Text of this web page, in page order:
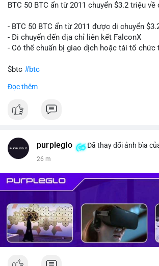
BTC 50 BTC ẩn từ 2011 chuyển $3.2 triệu
- BTC 50 BTC ẩn từ 2011 được di chuyển
- Đi chuyển đến địa chỉ liên kết FalconX
- Có thể chuẩn bị giao dịch hoặc tái tổ chức
$btc #btc
#vlikevn
📰 Nguồn: CoinDesk
Đọc thêm
purpleglo Đã thay đổi ảnh bìa
26 m